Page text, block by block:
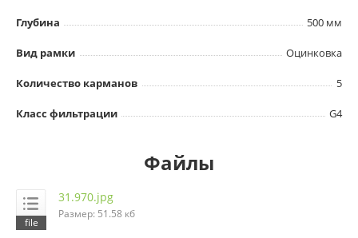
Глубина 500 мм
Вид рамки Оцинковка
Количество карманов 5
Класс фильтрации G4
Файлы
31.970.jpg
Размер: 51.58 кб